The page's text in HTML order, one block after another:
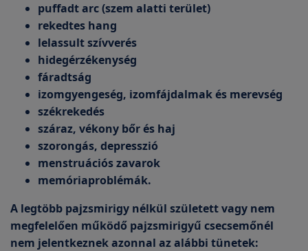
puffadt arc (szem alatti terület)
rekedtes hang
lelassult szívverés
hidegérzékenység
fáradtság
izomgyengeség, izomfájdalmak és merevség
székrekedés
száraz, vékony bőr és haj
szorongás, depresszió
menstruációs zavarok
memóriaproblémák.
A legtöbb pajzsmirigy nélkül született vagy nem
megfelelően működő pajzsmirigyű csecsemőnél
nem jelentkeznek azonnal az alábbi tünetek: